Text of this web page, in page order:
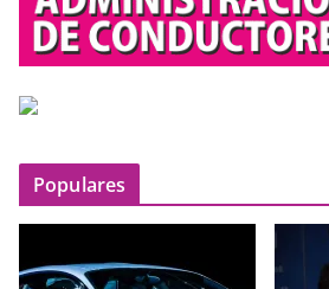
Populares